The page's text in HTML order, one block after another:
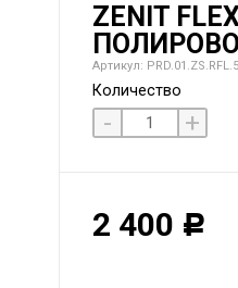
ZENIT
Артикул:
Количество
- +
2 400 Р